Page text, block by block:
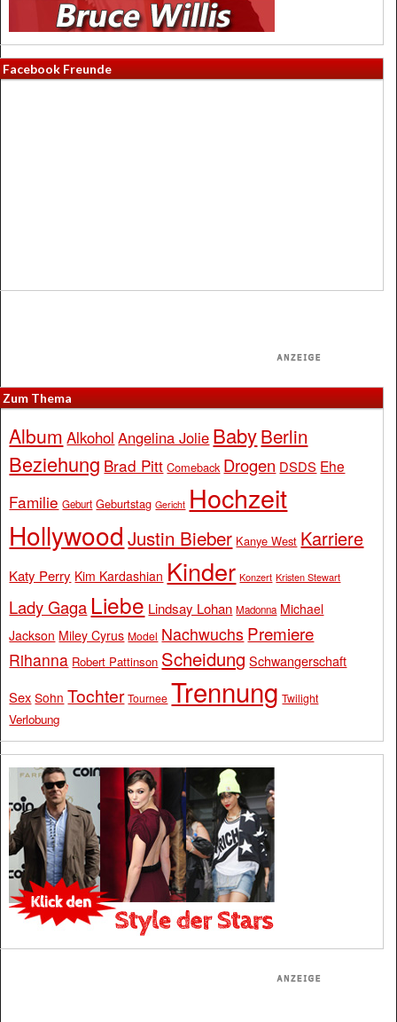
Facebook Freunde
Zum Thema
Album Alkohol Angelina Jolie BabyBerlin
Beziehung Brad Pitt Comeback Drogen DSDS Ehe
Familie Geburt Geburtstag Gericht Hochzeit
Hollywood Justin Bieber Kanye West Karriere
Katy Perry Kim Kardashian Kinder Konzert Kristen Stewart
Lady Gaga Liebe Lindsay Lohan Madonna Michael
Jackson Miley Cyrus Model Nachwuchs Premiere
Rihanna Robert Pattinson Scheidung Schwangerschaft
Sex Sohn Tochter Tournee Trennung Twilight
Verlobung